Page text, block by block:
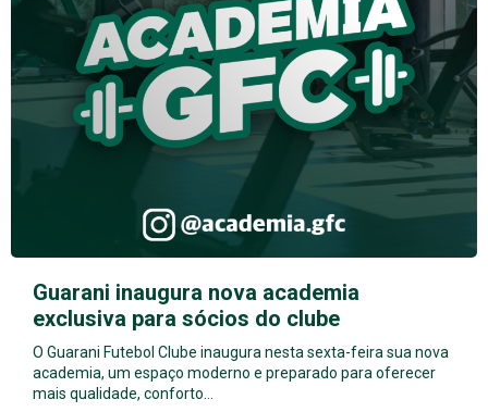
Guarani inaugura nova academia
exclusiva para sócios do clube
O Guarani Futebol Clube inaugura nesta sexta-feira sua nova
academia, um espaço moderno e preparado para oferecer
mais qualidade, conforto…